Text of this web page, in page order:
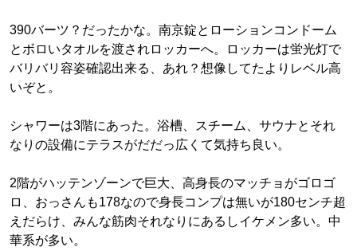
390バーツ？だったかな。南京錠とローションコンドーム
とボロいタオルを渡されロッカーへ。ロッカーは蛍光灯で
バリバリ容姿確認出来る、あれ？想像してたよりレベル高
いぞと。
シャワーは3階にあった。浴槽、スチーム、サウナとそれ
なりの設備にテラスがだだっ広くて気持ち良い。
2階がハッテンゾーンで巨大、高身長のマッチョがゴロゴ
ロ、おっさんも178なので身長コンプは無いが180センチ超
えだらけ、みんな筋肉それなりにあるしイケメン多い。中
華系が多い。